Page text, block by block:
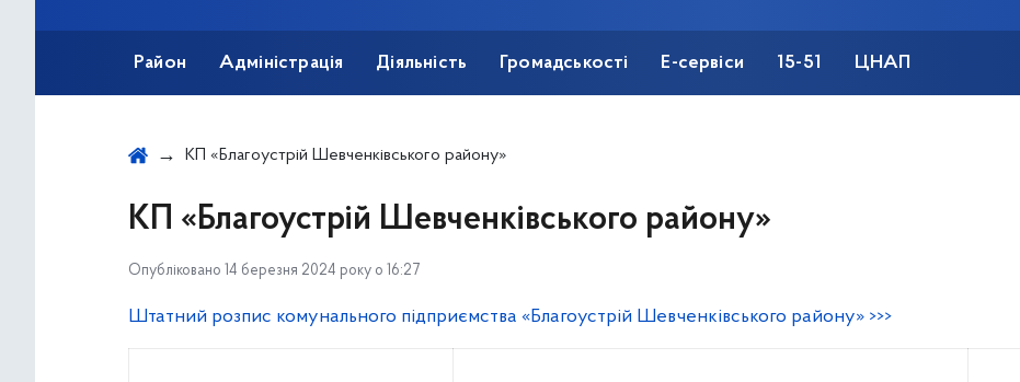
Район Адміністрація Діяльність Громадськості Е-сервіси 15-51 ЦНАП
КП «Благоустрій Шевченківського району»
КП «Благоустрій Шевченківського району»
Опубліковано 14 березня 2024 року о 16:27
Штатний розпис комунального підприємства «Благоустрій Шевченківського району» >>>